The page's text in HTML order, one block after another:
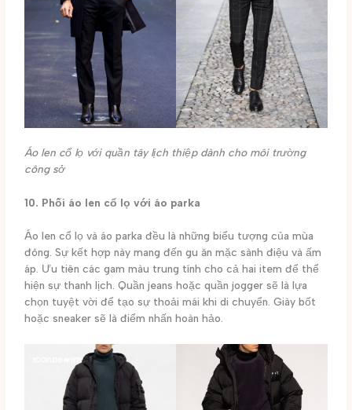
Áo len cổ lọ với quần tây lịch thiệp dành cho môi trường
công sở
10. Phối áo len cổ lọ với áo parka
Áo len cổ lọ và áo parka đều là những biểu tượng của mùa
đông. Sự kết hợp này mang đến gu ăn mặc sành điệu và ấm
áp. Ưu tiên các gam màu trung tính cho cả hai item để thể
hiện sự thanh lịch. Quần jeans hoặc quần jogger sẽ là lựa
chọn tuyệt vời để tạo sự thoải mái khi di chuyển. Giày bốt
hoặc sneaker sẽ là điểm nhấn hoàn hảo.